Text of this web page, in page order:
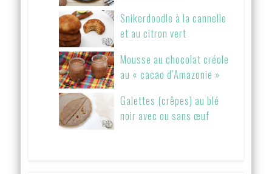
Snikerdoodle à la cannelle
et au citron vert
Mousse au chocolat créole
au « cacao d’Amazonie »
Galettes (crêpes) au blé
noir avec ou sans œuf